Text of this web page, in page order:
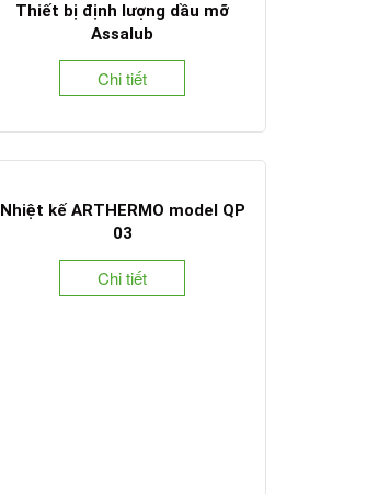
Thiết bị định lượng dầu mỡ
Assalub
Chi tiết
Nhiệt kế ARTHERMO model QP
03
Chi tiết